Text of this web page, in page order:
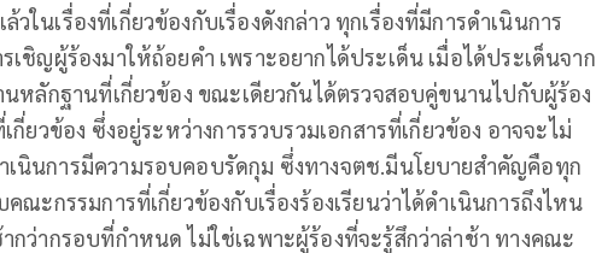
ในเรื่องที่เกี่ยวข้องกับเรื่องดังกล่าว ทุกเรื่องที่มีการดำเนินการ
เชิญผู้ร้องมาให้ถ้อยคำ เพราะอยากได้ประเด็น เมื่อได้ประเด็นจาก
นหลักฐานที่เกี่ยวข้อง ขณะเดียวกันได้ตรวจสอบคู่ขนานไปกับผู้ร้อง
กี่ยวข้อง ซึ่งอยู่ระหว่างการรวบรวมเอกสารที่เกี่ยวข้อง อาจจะไม่
เนินการมีความรอบคอบรัดกุม ซึ่งทางจตช.มีนโยบายสำคัญคือทุก
ะกรรมการที่เกี่ยวข้องกับเรื่องร้องเรียนว่าได้ดำเนินการถึงไหน
กว่ากรอบที่กำหนด ไม่ใช่เฉพาะผู้ร้องที่จะรู้สึกว่าล่าช้า ทางคณะ